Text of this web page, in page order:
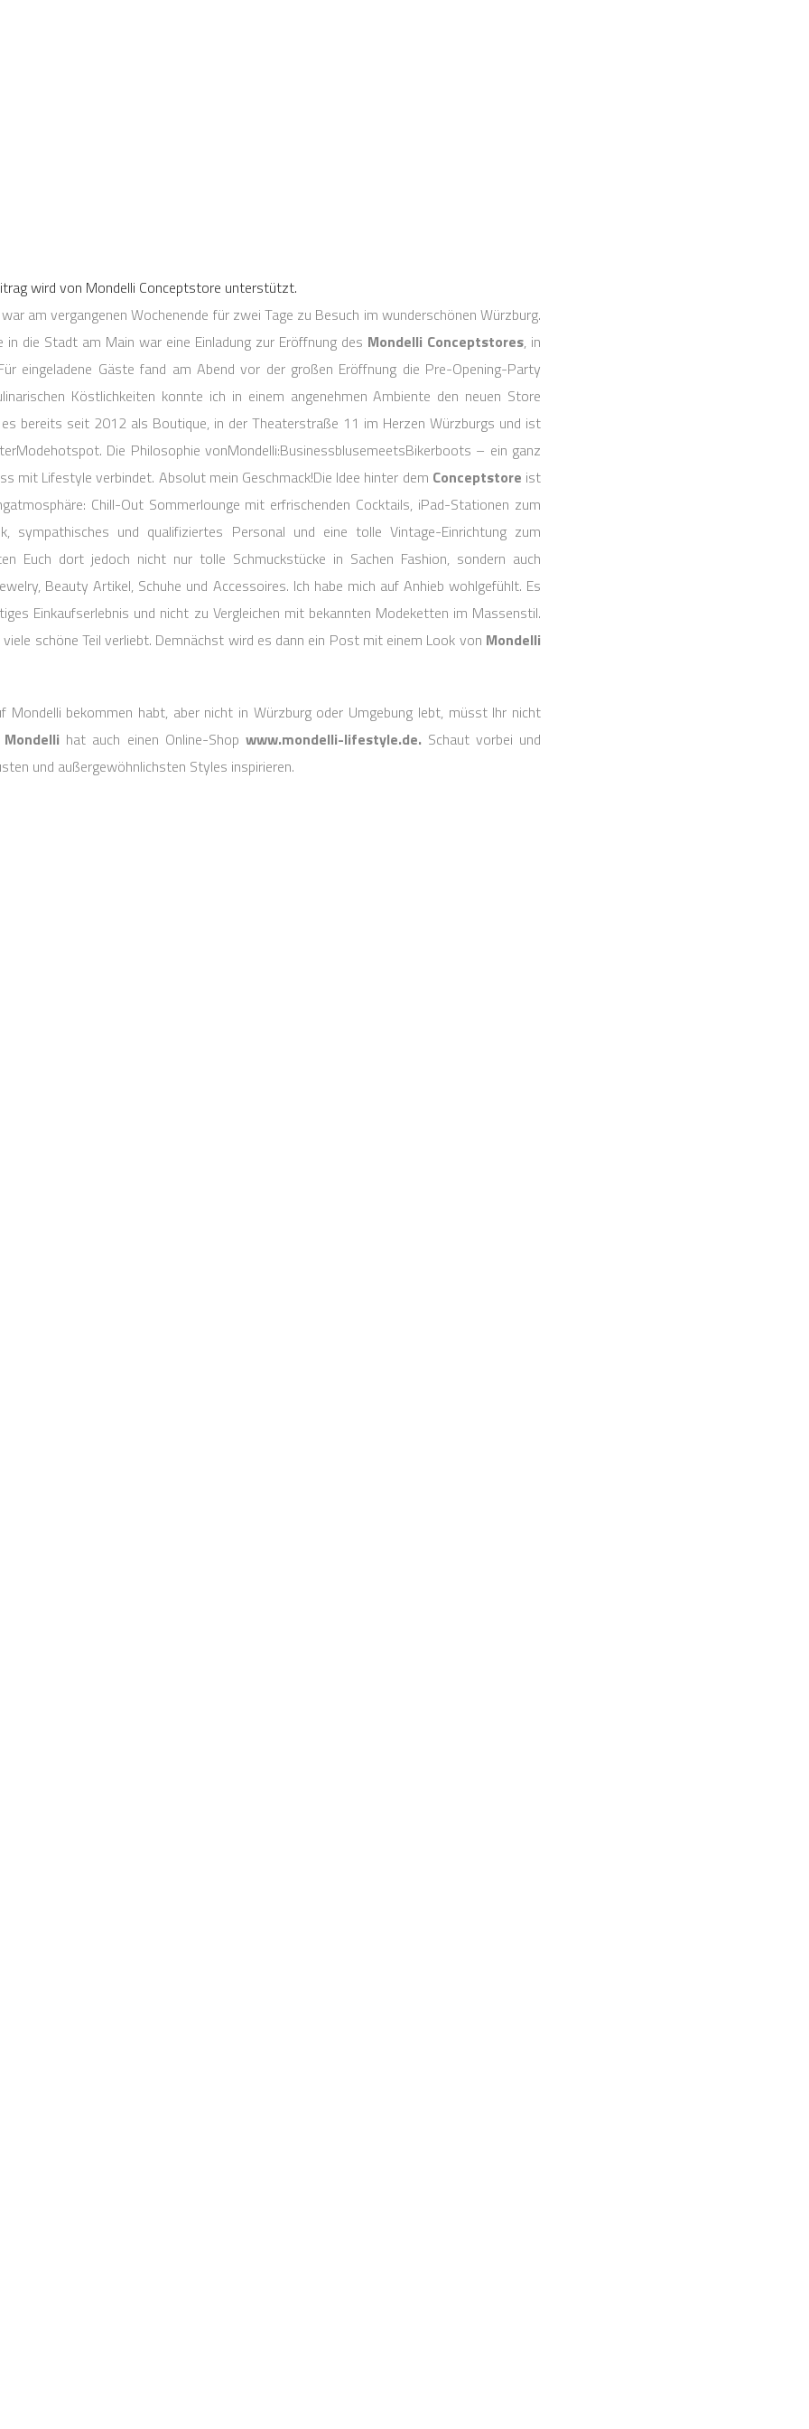
wird von Mondelli Conceptstore unterstützt.
am vergangenen Wochenende für zwei Tage zu Besuch im wunderschönen Würzburg.
in die Stadt am Main war eine Einladung zur Eröffnung des Mondelli Conceptstores, in
eingeladene Gäste fand am Abend vor der großen Eröffnung die Pre-Opening-Party
Köstlichkeiten konnte ich in einem angenehmen Ambiente den neuen Store
es bereits seit 2012 als Boutique, in der Theaterstraße 11 im Herzen Würzburgs und ist
Die Philosophie vonMondelli:BusinessblusemeetsBikerboots – ein ganz
mit Lifestyle verbindet. Absolut mein Geschmack!Die Idee hinter dem Conceptstore ist
Chill-Out Sommerlounge mit erfrischenden Cocktails, iPad-Stationen zum
sympathisches und qualifiziertes Personal und eine tolle Vintage-Einrichtung zum
Euch dort jedoch nicht nur tolle Schmuckstücke in Sachen Fashion, sondern auch
Beauty Artikel, Schuhe und Accessoires. Ich habe mich auf Anhieb wohlgefühlt. Es
Einkaufserlebnis und nicht zu Vergleichen mit bekannten Modeketten im Massenstil.
schöne Teil verliebt. Demnächst wird es dann ein Post mit einem Look von Mondelli
Mondelli bekommen habt, aber nicht in Würzburg oder Umgebung lebt, müsst Ihr nicht
Mondelli hat auch einen Online-Shop www.mondelli-lifestyle.de. Schaut vorbei und
und außergewöhnlichsten Styles inspirieren.